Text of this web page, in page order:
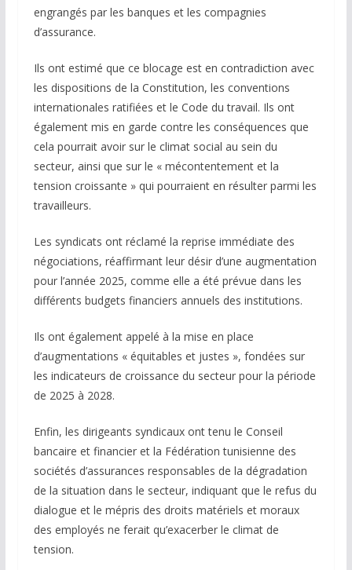
engrangés par les banques et les compagnies
d’assurance.
Ils ont estimé que ce blocage est en contradiction avec
les dispositions de la Constitution, les conventions
internationales ratifiées et le Code du travail. Ils ont
également mis en garde contre les conséquences que
cela pourrait avoir sur le climat social au sein du
secteur, ainsi que sur le « mécontentement et la
tension croissante » qui pourraient en résulter parmi les
travailleurs.
Les syndicats ont réclamé la reprise immédiate des
négociations, réaffirmant leur désir d’une augmentation
pour l’année 2025, comme elle a été prévue dans les
différents budgets financiers annuels des institutions.
Ils ont également appelé à la mise en place
d’augmentations « équitables et justes », fondées sur
les indicateurs de croissance du secteur pour la période
de 2025 à 2028.
Enfin, les dirigeants syndicaux ont tenu le Conseil
bancaire et financier et la Fédération tunisienne des
sociétés d’assurances responsables de la dégradation
de la situation dans le secteur, indiquant que le refus du
dialogue et le mépris des droits matériels et moraux
des employés ne ferait qu’exacerber le climat de
tension.